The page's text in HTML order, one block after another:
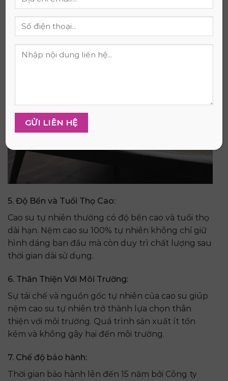
cao su tự nhiên giúp ngăn chặn sự phát triển của
vi khuẩn, nấm mốc, và nguy cơ dị ứng, giữ cho
không khí ngủ trong lành và sạch sẽ.
5. Độ Bền và Tuổi Thọ Cao:
Cao su tự nhiên thường có độ bền cao và tuổi thọ
dài hạn. Nệm cao su 100% tự nhiên không chỉ giữ
hình dáng ban đầu mà còn duy trì chất lượng sau
thời gian dài sử dụng.
6. Thân Thiện Với Môi Trường:
Sự tái chế và nguồn gốc tự nhiên của cao su giúp
nệm cao su tự nhiên trở thành lựa chọn thân
thiện với môi trường. Quá trình sản xuất ít tốn
kém và không gây hại đến môi trường.
7. Chế độ bảo hành:
Thời gian bảo hành lên đến 15 năm bởi Công ty